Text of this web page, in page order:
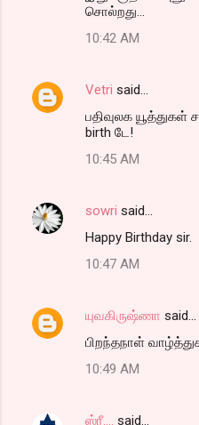
சொல்றது...
10:42 AM
Vetri said…
பதிவுலக யூத்துகள்
birth டே!
10:45 AM
sowri said…
Happy Birthday sir.
10:47 AM
யுவகிருஷ்ணா said…
பிறந்தநாள்
10:49 AM
ஸ்ரீ....
said…